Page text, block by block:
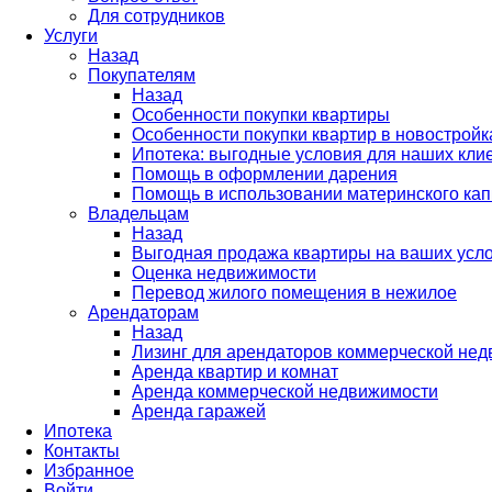
Для сотрудников
Услуги
Назад
Покупателям
Назад
Особенности покупки квартиры
Особенности покупки квартир в
Ипотека: выгодные условия для наших
Помощь в оформлении дарения
Помощь в использовании материнского
Владельцам
Назад
Выгодная продажа квартиры на ваших
Оценка недвижимости
Перевод жилого помещения в нежилое
Арендаторам
Назад
Лизинг для арендаторов коммерческой
Аренда квартир и комнат
Аренда коммерческой недвижимости
Аренда гаражей
Ипотека
Контакты
Избранное